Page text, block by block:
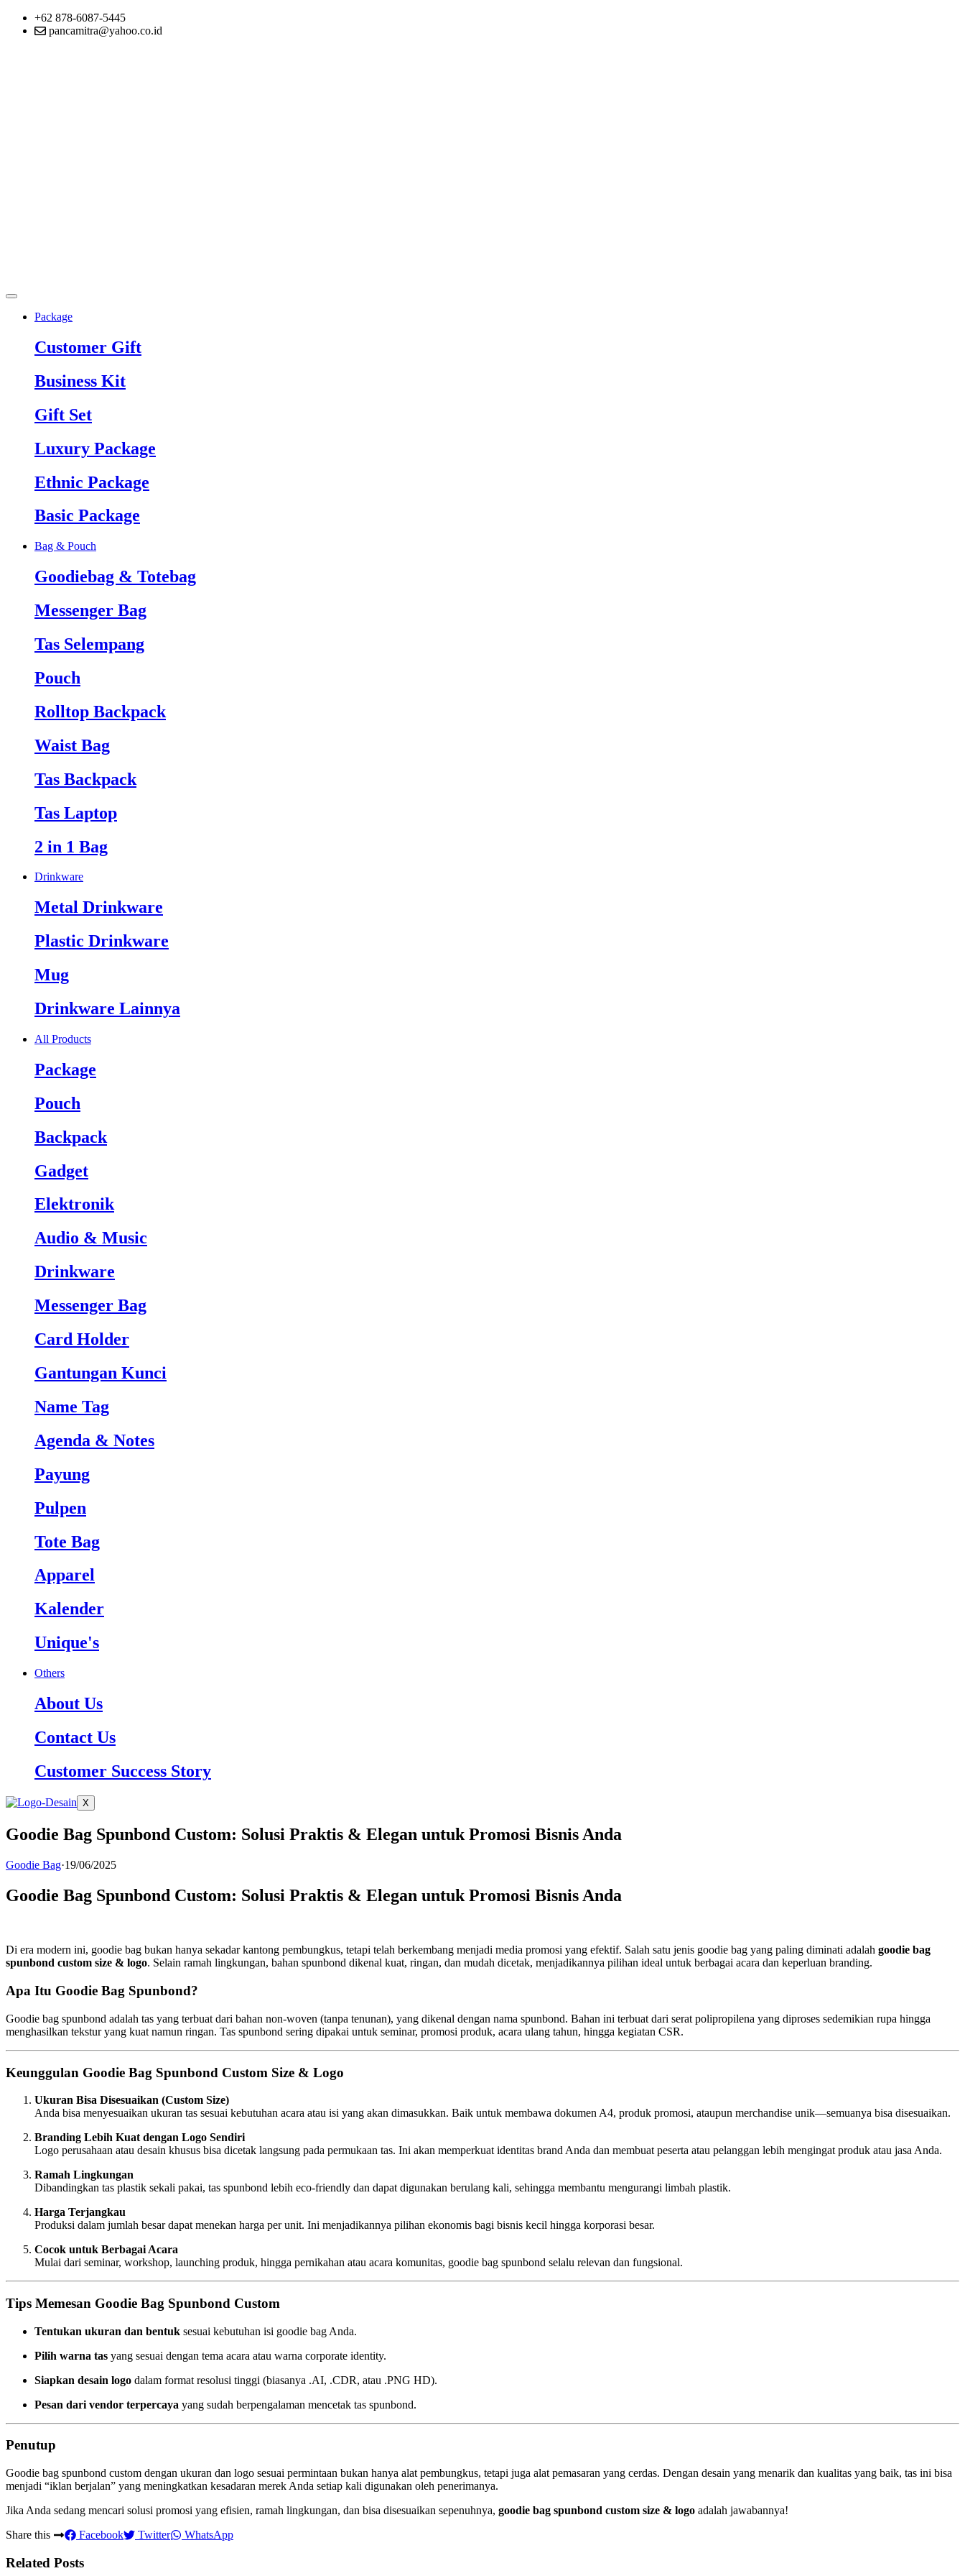
+62 878-6087-5445
pancamitra@yahoo.co.id
Package
Customer Gift
Business Kit
Gift Set
Luxury Package
Ethnic Package
Basic Package
Bag & Pouch
Goodiebag & Totebag
Messenger Bag
Tas Selempang
Pouch
Rolltop Backpack
Waist Bag
Tas Backpack
Tas Laptop
2 in 1 Bag
Drinkware
Metal Drinkware
Plastic Drinkware
Mug
Drinkware Lainnya
All Products
Package
Pouch
Backpack
Gadget
Elektronik
Audio & Music
Drinkware
Messenger Bag
Card Holder
Gantungan Kunci
Name Tag
Agenda & Notes
Payung
Pulpen
Tote Bag
Apparel
Kalender
Unique's
Others
About Us
Contact Us
Customer Success Story
X
Goodie Bag Spunbond Custom: Solusi Praktis & Elegan untuk Promosi Bisnis Anda
Goodie Bag·19/06/2025
Goodie Bag Spunbond Custom: Solusi Praktis & Elegan untuk Promosi Bisnis Anda
Di era modern ini, goodie bag bukan hanya sekadar kantong pembungkus, tetapi telah berkembang menjadi media promosi yang efektif. Salah satu jenis goodie bag yang paling diminati adalah goodie bag
spunbond custom size & logo. Selain ramah lingkungan, bahan spunbond dikenal kuat, ringan, dan mudah dicetak, menjadikannya pilihan ideal untuk berbagai acara dan keperluan branding.
Apa Itu Goodie Bag Spunbond?
Goodie bag spunbond adalah tas yang terbuat dari bahan non-woven (tanpa tenunan), yang dikenal dengan nama spunbond. Bahan ini terbuat dari serat polipropilena yang diproses sedemikian rupa hingga
menghasilkan tekstur yang kuat namun ringan. Tas spunbond sering dipakai untuk seminar, promosi produk, acara ulang tahun, hingga kegiatan CSR.
Keunggulan Goodie Bag Spunbond Custom Size & Logo
Ukuran Bisa Disesuaikan (Custom Size)
Anda bisa menyesuaikan ukuran tas sesuai kebutuhan acara atau isi yang akan dimasukkan. Baik untuk membawa dokumen A4, produk promosi, ataupun merchandise unik—semuanya bisa disesuaikan.
Branding Lebih Kuat dengan Logo Sendiri
Logo perusahaan atau desain khusus bisa dicetak langsung pada permukaan tas. Ini akan memperkuat identitas brand Anda dan membuat peserta atau pelanggan lebih mengingat produk atau jasa Anda.
Ramah Lingkungan
Dibandingkan tas plastik sekali pakai, tas spunbond lebih eco-friendly dan dapat digunakan berulang kali, sehingga membantu mengurangi limbah plastik.
Harga Terjangkau
Produksi dalam jumlah besar dapat menekan harga per unit. Ini menjadikannya pilihan ekonomis bagi bisnis kecil hingga korporasi besar.
Cocok untuk Berbagai Acara
Mulai dari seminar, workshop, launching produk, hingga pernikahan atau acara komunitas, goodie bag spunbond selalu relevan dan fungsional.
Tips Memesan Goodie Bag Spunbond Custom
Tentukan ukuran dan bentuk sesuai kebutuhan isi goodie bag Anda.
Pilih warna tas yang sesuai dengan tema acara atau warna corporate identity.
Siapkan desain logo dalam format resolusi tinggi (biasanya .AI, .CDR, atau .PNG HD).
Pesan dari vendor terpercaya yang sudah berpengalaman mencetak tas spunbond.
Penutup
Goodie bag spunbond custom dengan ukuran dan logo sesuai permintaan bukan hanya alat pembungkus, tetapi juga alat pemasaran yang cerdas. Dengan desain yang menarik dan kualitas yang baik, tas ini bisa
menjadi “iklan berjalan” yang meningkatkan kesadaran merek Anda setiap kali digunakan oleh penerimanya.
Jika Anda sedang mencari solusi promosi yang efisien, ramah lingkungan, dan bisa disesuaikan sepenuhnya, goodie bag spunbond custom size & logo adalah jawabannya!
Share this
Facebook Twitter WhatsApp
Related Posts